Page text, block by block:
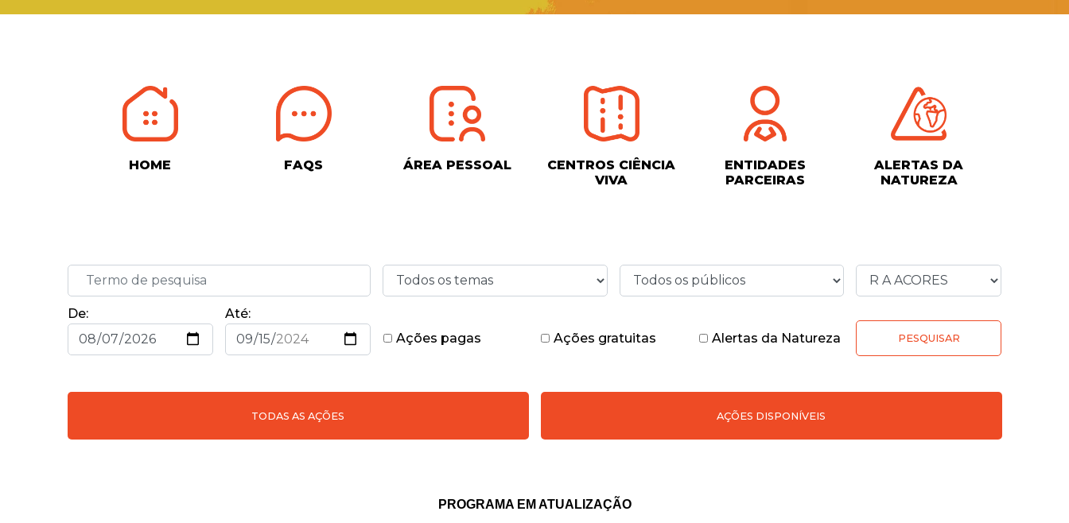
HOME FAQS ÁREA PESSOAL
CENTROS CIÊNCIA
VIVA
ENTIDADES
PARCEIRAS
ALERTAS DA
NATUREZA
De:
Até:
Ações pagas
Ações gratuitas Alertas da Natureza PESQUISAR
TODAS AS AÇÕES AÇÕES DISPONÍVEIS
PROGRAMA EM ATUALIZAÇÃO